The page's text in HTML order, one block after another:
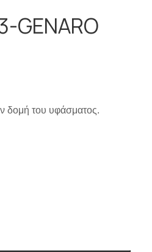
GENARO
δομή του υφάσματος.